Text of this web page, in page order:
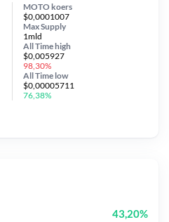
MOTO koers
$0,0001007
Max Supply
1mld
All Timehigh
$0,005927
98,30%
All Time low
$0,00005711
76,38%
43,20%